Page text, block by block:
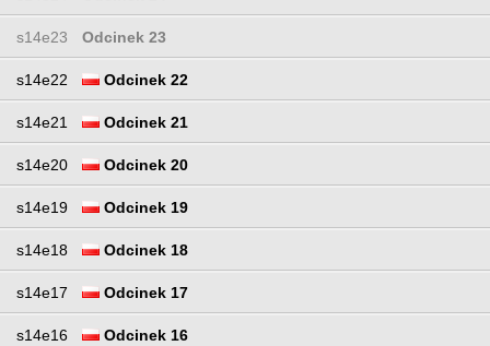
s14e23 Odcinek 23
s14e22 Odcinek 22
s14e21 Odcinek 21
s14e20 Odcinek 20
s14e19 Odcinek 19
s14e18 Odcinek 18
s14e17 Odcinek 17
s14e16 Odcinek 16